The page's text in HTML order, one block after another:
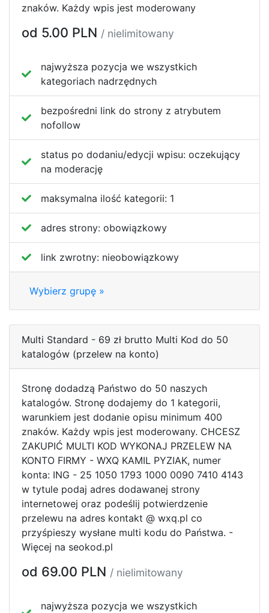
znaków. Każdy wpis jest moderowany
od 5.00 PLN / nielimitowany
najwyższa pozycja we wszystkich
kategoriach nadrzędnych
bezpośredni link do strony z atrybutem
nofollow
status po dodaniu/edycji wpisu: oczekujący
na moderację
maksymalna ilość kategorii: 1
adres strony: obowiązkowy
link zwrotny: nieobowiązkowy
Wybierz grupę »
Multi Standard - 69 zł brutto Multi Kod do 50
katalogów (przelew na konto)
Stronę dodadzą Państwo do 50 naszych
katalogów. Stronę dodajemy do 1 kategorii,
warunkiem jest dodanie opisu minimum 400
znaków. Każdy wpis jest moderowany. CHCESZ
ZAKUPIĆ MULTI KOD WYKONAJ PRZELEW NA
KONTO FIRMY - WXQ KAMIL PYZIAK, numer
konta: ING - 25 1050 1793 1000 0090 7410 4143
w tytule podaj adres dodawanej strony
internetowej oraz podeślij potwierdzenie
przelewu na adres kontakt @ wxq.pl co
przyśpieszy wysłane multi kodu do Państwa. -
Więcej na seokod.pl
od 69.00 PLN / nielimitowany
najwyższa pozycja we wszystkich